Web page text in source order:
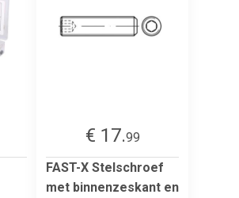
€ 17.99
FAST-X Stelschroef
met binnenzeskant en